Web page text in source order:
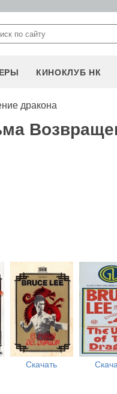
КИНОКЛУБ НК
дракона
Скачать